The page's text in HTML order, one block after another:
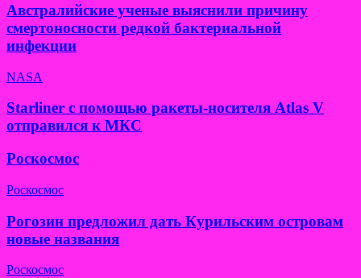
Австралийские ученые выяснили причину
смертоносности редкой бактериальной
инфекции
NASA
Starliner с помощью ракеты-носителя Atlas V
отправился к МКС
Роскосмос
Роскосмос
Рогозин предложил дать Курильским островам
новые названия
Роскосмос